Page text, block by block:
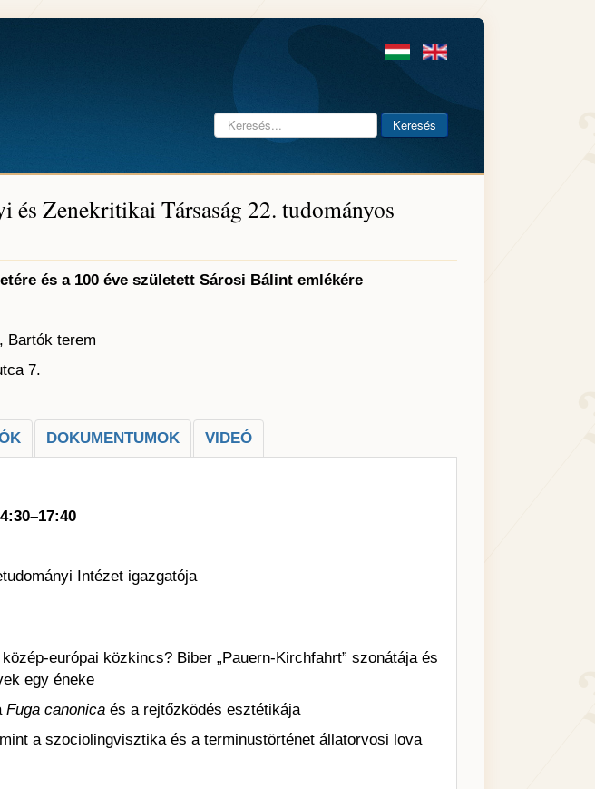
Keresés... Keresés
és Zenekritikai Társaság 22. tudományos
és a 100 éve született Sárosi Bálint emlékére
Bartók terem
7.
DOKUMENTUMOK VIDEÓ
Intézet igazgatója
európai közkincs? Biber „Pauern-Kirchfahrt” szonátája és
egy éneke
Fuga canonicaés a rejtőzködés esztétikája
a szociolingvisztika és a terminustörténet állatorvosi lova